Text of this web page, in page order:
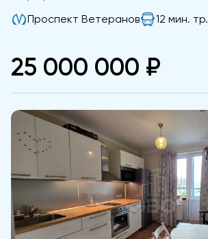
Проспект Ветеранов 12 мин. тр.
25 000 000 ₽